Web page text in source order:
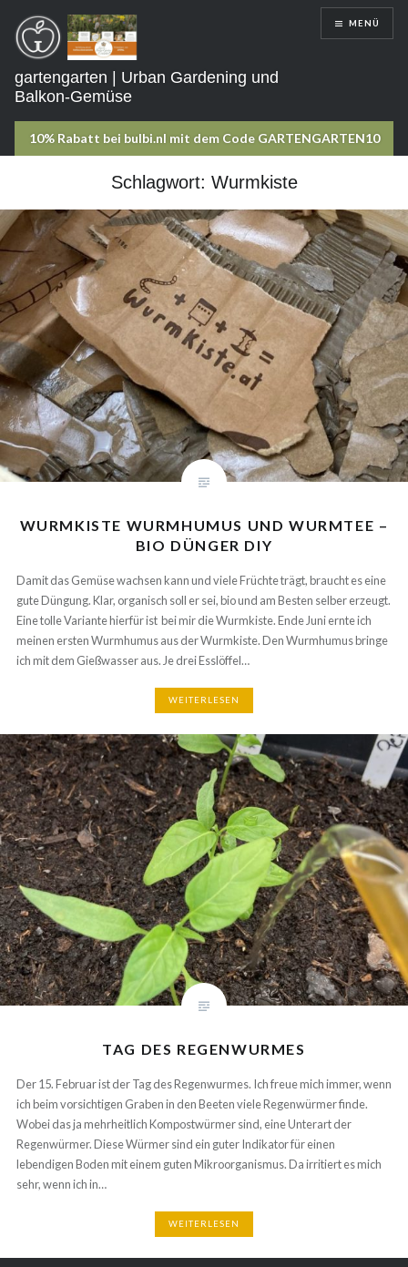
zum
Inhalt
gartengarten | Urban Gardening und
Balkon-Gemüse
MENÜ
Schlagwort: Wurmkiste
WURMKISTE WURMHUMUS UND WURMTEE –
BIO DÜNGER DIY
Damit das Gemüse wachsen kann und viele Früchte trägt, braucht es eine
gute Düngung. Klar, organisch soll er sei, bio und am Besten selber erzeugt.
Eine tolle Variante hierfür ist bei mir die Wurmkiste. Ende Juni ernte ich
meinen ersten Wurmhumus aus der Wurmkiste. Den Wurmhumus bringe
ich mit dem Gießwasser aus. Je drei Esslöffel…
WEITERLESEN
TAG DES REGENWURMES
Der 15. Februar ist der Tag des Regenwurmes. Ich freue mich immer, wenn
ich beim vorsichtigen Graben in den Beeten viele Regenwürmer finde.
Wobei das ja mehrheitlich Kompostwürmer sind, eine Unterart der
Regenwürmer. Diese Würmer sind ein guter Indikator für einen
lebendigen Boden mit einem guten Mikroorganismus. Da irritiert es mich
sehr, wenn ich in…
WEITERLESEN